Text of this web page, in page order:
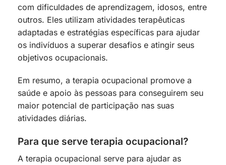
com dificuldades de aprendizagem, idosos, entre
outros. Eles utilizam atividades terapêuticas
adaptadas e estratégias específicas para ajudar
os indivíduos a superar desafios e atingir seus
objetivos ocupacionais.
Em resumo, a terapia ocupacional promove a
saúde e apoio às pessoas para conseguirem seu
maior potencial de participação nas suas
atividades diárias.
Para que serve terapia ocupacional?
A terapia ocupacional serve para ajudar as